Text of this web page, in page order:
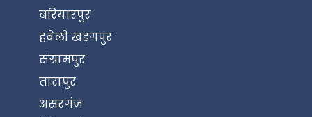
बरियारपुर
हवेली खड़गपुर
संग्रामपुर
तारापुर
असरगंज